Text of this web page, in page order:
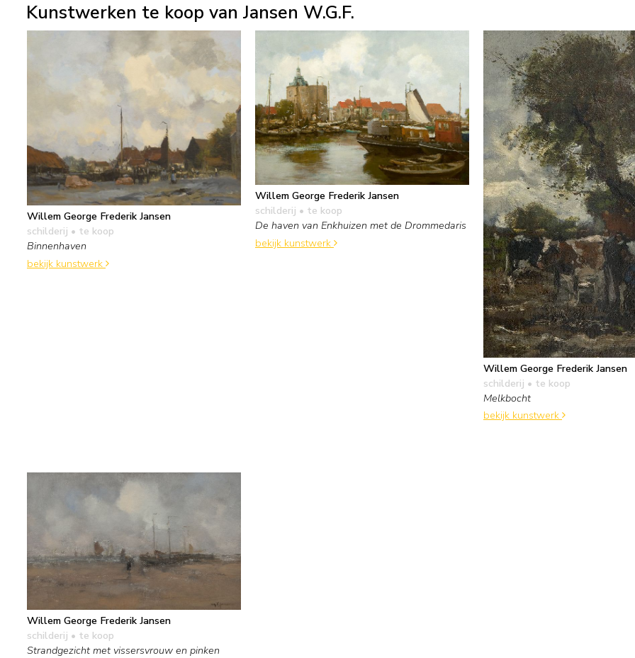
Kunstwerken te koop van Jansen W.G.F.
Willem George Frederik Jansen
schilderij • te koop
Binnenhaven
bekijk kunstwerk
Willem George Frederik Jansen
schilderij • te koop
De haven van Enkhuizen met de Drommedaris
bekijk kunstwerk
Willem George Frederik Jansen
schilderij • te koop
Melkbocht
bekijk kunstwerk
Willem George Frederik Jansen
schilderij • te koop
Strandgezicht met vissersvrouw en pinken